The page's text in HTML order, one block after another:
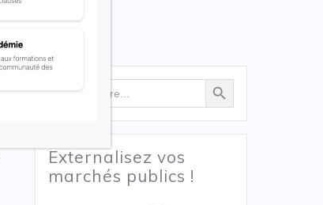
for:
Search Button
Externalisez vos
marchés publics !